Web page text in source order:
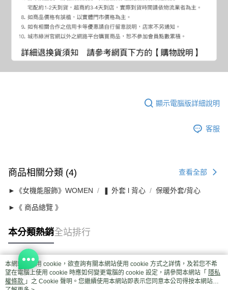
顯示電腦版詳細說明
客服
商品相關分類 (4) 查看全部
►《女機能服飾》WOMEN ❚ 外套 l 背心 保暖外套/背心
►《 商品總覽 》
本分類熱銷全站排行
熱門標籤
本網站中使用 cookie，欲查詢有關本網站使用 cookie 方式之詳情，及若您不希
望在電腦上使用 cookie 時應如何變更電腦的 cookie 設定，請參閱本網站「 隱私
權條款 」之 Cookie 聲明。您繼續使用本網站即表示您同意本公司得按本網站使